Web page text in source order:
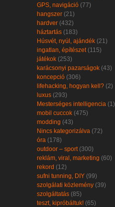
GPS, navigáció (77)
hangszer (21)
hardver (432)
háztartás (183)
Húsvét, nyúl, ajándék (21)
ingatlan, építészet (115)
játékok (253)
karácsonyi pazarságok (43)
koncepció (306)
lifehacking, hogyan kell? (2)
luxus (293)
Mesterséges intelligencia (1)
mobil cuccok (475)
modding (43)
Nincs kategorizálva (72)
óra (178)
outdoor – sport (300)
reklám, viral, marketing (60)
rekord (12)
sufni tunning, DIY (99)
szolgálati közlemény (39)
szolgáltatás (85)
teszt, kipróbáltuk! (65)